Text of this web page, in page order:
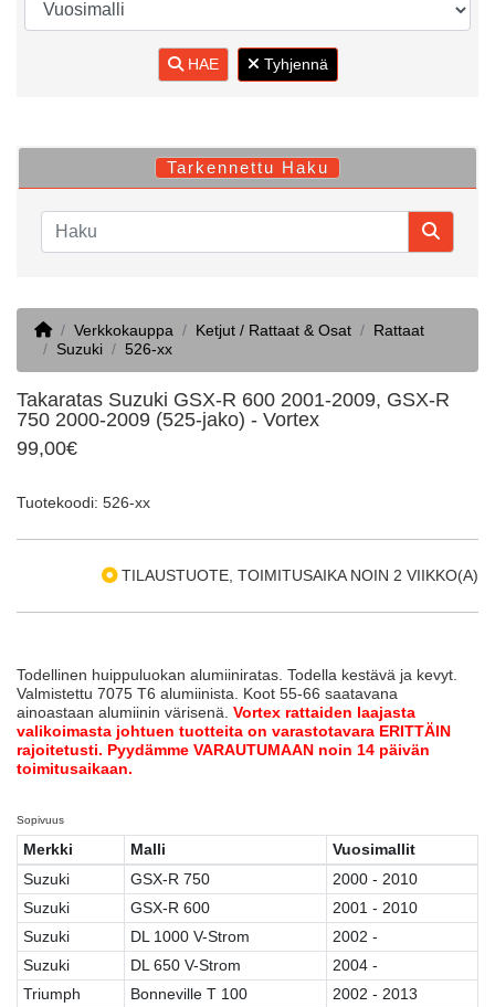
HAE Tyhjennä
Tarkennettu Haku
HomeVerkkokauppa Ketjut / Rattaat & Osat
Rattaat
Suzuki
526-xx
Takaratas Suzuki GSX-R 600 2001-2009, GSX-R
750 2000-2009 (525-jako) - Vortex
99,00€
Tuotekoodi: 526-xx
TILAUSTUOTE, TOIMITUSAIKA NOIN 2 VIIKKO(A)
Todellinen huippuluokan alumiiniratas. Todella kestävä ja kevyt.
Valmistettu 7075 T6 alumiinista. Koot 55-66 saatavana
ainoastaan alumiinin värisenä. Vortex rattaiden laajasta
valikoimasta johtuen tuotteita on varastotavara ERITTÄIN
rajoitetusti. Pyydämme VARAUTUMAAN noin 14 päivän
toimitusaikaan.
Sopivuus
Merkki Malli
Vuosimallit
Suzuki
GSX-R 750
2000 - 2010
Suzuki
GSX-R 600
2001 - 2010
Suzuki
DL 1000 V-Strom
2002 -
Suzuki
DL 650 V-Strom
2004 -
Triumph
Bonneville T 100
2002 - 2013